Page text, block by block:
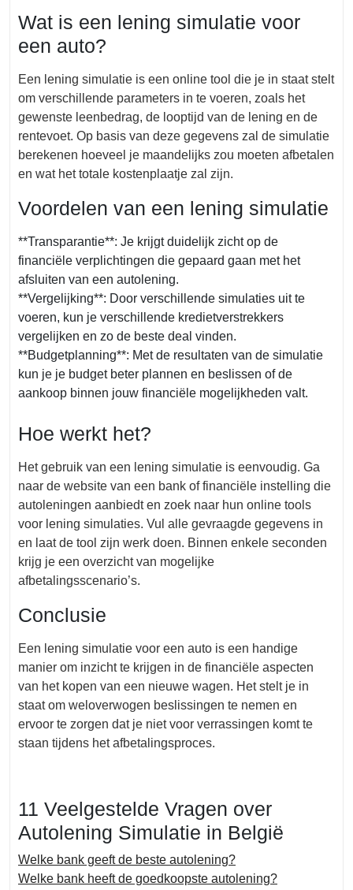
Wat is een lening simulatie voor
een auto?
Een lening simulatie is een online tool die je in staat stelt
om verschillende parameters in te voeren, zoals het
gewenste leenbedrag, de looptijd van de lening en de
rentevoet. Op basis van deze gegevens zal de simulatie
berekenen hoeveel je maandelijks zou moeten afbetalen
en wat het totale kostenplaatje zal zijn.
Voordelen van een lening simulatie
**Transparantie**: Je krijgt duidelijk zicht op de
financiële verplichtingen die gepaard gaan met het
afsluiten van een autolening.
**Vergelijking**: Door verschillende simulaties uit te
voeren, kun je verschillende kredietverstrekkers
vergelijken en zo de beste deal vinden.
**Budgetplanning**: Met de resultaten van de simulatie
kun je je budget beter plannen en beslissen of de
aankoop binnen jouw financiële mogelijkheden valt.
Hoe werkt het?
Het gebruik van een lening simulatie is eenvoudig. Ga
naar de website van een bank of financiële instelling die
autoleningen aanbiedt en zoek naar hun online tools
voor lening simulaties. Vul alle gevraagde gegevens in
en laat de tool zijn werk doen. Binnen enkele seconden
krijg je een overzicht van mogelijke
afbetalingsscenario’s.
Conclusie
Een lening simulatie voor een auto is een handige
manier om inzicht te krijgen in de financiële aspecten
van het kopen van een nieuwe wagen. Het stelt je in
staat om weloverwogen beslissingen te nemen en
ervoor te zorgen dat je niet voor verrassingen komt te
staan tijdens het afbetalingsproces.
11 Veelgestelde Vragen over
Autolening Simulatie in België
Welke bank geeft de beste autolening?
Welke bank heeft de goedkoopste autolening?